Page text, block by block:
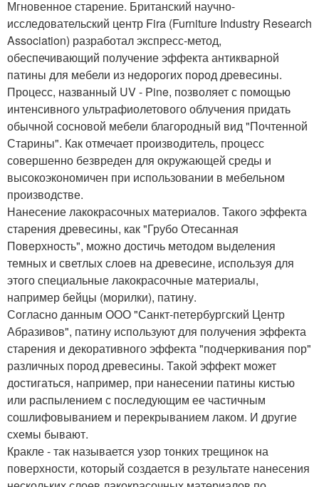
Мгновенное старение. Британский научно-
исследовательский центр Fira (Furniture Industry Research
Association) разработал экспресс-метод,
обеспечивающий получение эффекта антикварной
патины для мебели из недорогих пород древесины.
Процесс, названный UV - Pine, позволяет с помощью
интенсивного ультрафиолетового облучения придать
обычной сосновой мебели благородный вид "Почтенной
Старины". Как отмечает производитель, процесс
совершенно безвреден для окружающей среды и
высокоэкономичен при использовании в мебельном
производстве.
Нанесение лакокрасочных материалов. Такого эффекта
старения древесины, как "Грубо Отесанная
Поверхность", можно достичь методом выделения
темных и светлых слоев на древесине, используя для
этого специальные лакокрасочные материалы,
например бейцы (морилки), патину.
Согласно данным ООО "Санкт-петербургский Центр
Абразивов", патину используют для получения эффекта
старения и декоративного эффекта "подчеркивания пор"
различных пород древесины. Такой эффект может
достигаться, например, при нанесении патины кистью
или распылением с последующим ее частичным
сошлифовыванием и перекрыванием лаком. И другие
схемы бывают.
Кракле - так называется узор тонких трещинок на
поверхности, который создается в результате нанесения